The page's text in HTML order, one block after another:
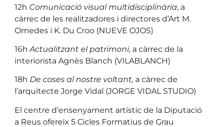
12h Comunicació visual multidisciplinària, a
càrrec de les realitzadores i directores d’Art M.
Omedes i K. Du Croo (NUEVE OJOS)
16hActualitzant el patrimoni, a càrrec de la
interiorista Agnès Blanch (VILABLANCH)
18h De coses al nostre voltant, a càrrec de
l’arquitecte Jorge Vidal (JORGE VIDAL STUDIO)
El centre d’ensenyament artístic de la Diputació
a Reus ofereix 5 Cicles Formatius de Grau